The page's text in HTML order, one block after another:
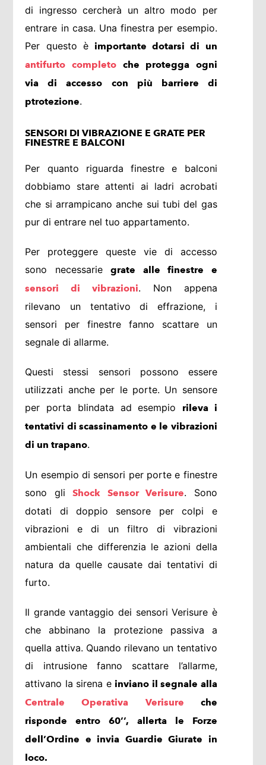
di ingresso cercherà un altro modo per
entrare in casa. Una finestra per esempio.
Per questo è importante dotarsi di un
antifurto completoche protegga ogni
via di accesso con più barriere di
ptrotezione.
SENSORI DI VIBRAZIONE E GRATE PER
FINESTRE E BALCONI
Per quanto riguarda finestre e balconi
dobbiamo stare attenti ai ladri acrobati
che si arrampicano anche sui tubi del gas
pur di entrare nel tuo appartamento.
Per proteggere queste vie di accesso
sono necessariegrate alle finestre e
sensori di vibrazioni. Non appena
rilevano un tentativo di effrazione, i
sensori per finestre fanno scattare un
segnale di allarme.
Questi stessi sensori possono essere
utilizzati anche per le porte. Un sensore
per porta blindata ad esempio rileva i
tentativi di scassinamento e le vibrazioni
di un trapano.
Un esempio di sensori per porte e finestre
sono gliShock Sensor Verisure. Sono
dotati di doppio sensore per colpi e
vibrazioni e di un filtro di vibrazioni
ambientali che differenzia le azioni della
natura da quelle causate dai tentativi di
furto.
Il grande vantaggio dei sensori Verisure è
che abbinano la protezione passiva a
quella attiva. Quando rilevano un tentativo
di intrusione fanno scattare l’allarme,
attivano la sirena einviano il segnale alla
Centrale Operativa Verisure che
risponde entro 60’’, allerta le Forze
dell’Ordine e invia Guardie Giurate in
loco.